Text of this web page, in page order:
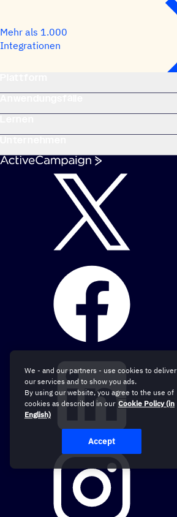
Mehr als 1.000
Integrationen
We - and our partners - use cookies to deliver
our services and to show you ads.
By using our website, you agree to the use of
cookies as described in our Cookie Policy (in
English)
Accept